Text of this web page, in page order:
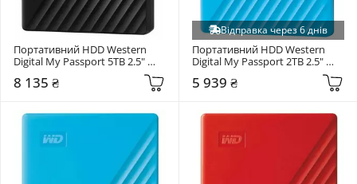
Портативний HDD Western
Digital My Passport 5TB 2.5"
USB 3.0 Black (WDBPKJ0050BBK-
WESN)
8 135 ₴
Відправка через 6 днів
Портативний HDD Western
Digital My Passport 2TB 2.5"
USB 3.0 Blue (WDBYVG0020BBL-
WESN)
5 939 ₴